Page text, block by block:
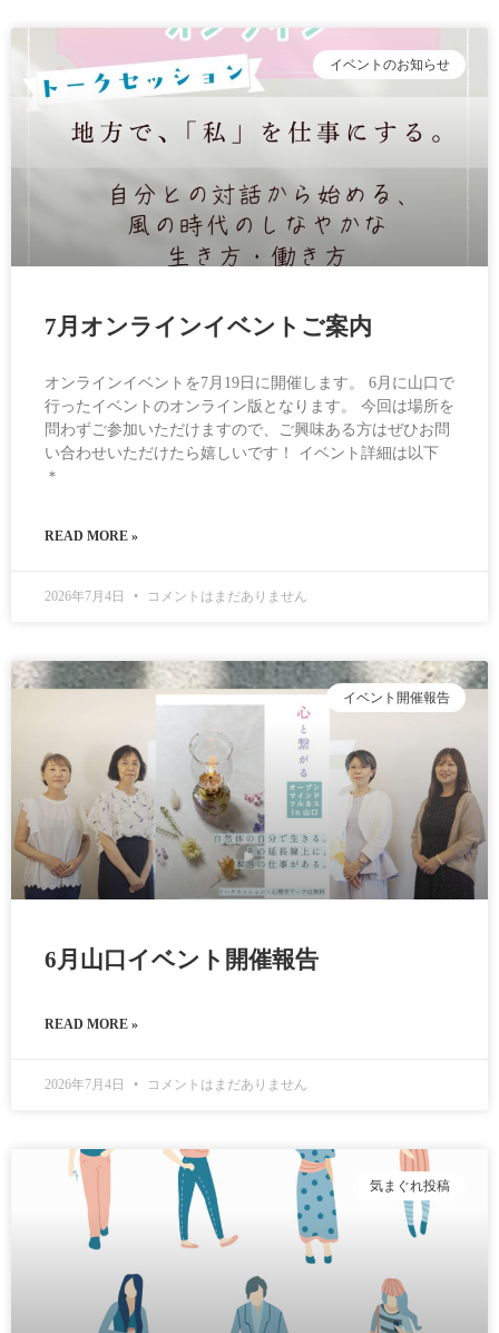
イベントのお知らせ
7月オンラインイベントご案内
オンラインイベントを7月19日に開催します。 6月に山口で
行ったイベントのオンライン版となります。 今回は場所を
問わずご参加いただけますので、ご興味ある方はぜひお問
い合わせいただけたら嬉しいです！ イベント詳細は以下
＊
READ MORE »
2026年7月4日 コメントはまだありません
イベント開催報告
6月山口イベント開催報告
READ MORE »
2026年7月4日 コメントはまだありません
気まぐれ投稿